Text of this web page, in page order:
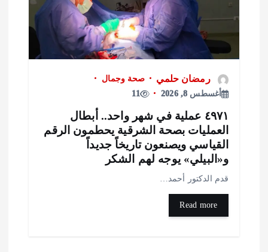
رمضان حلمي
صحة وجمال
أغسطس 8, 2026
11
٤٩٧١ عملية في شهر واحد.. أبطال
بصحة الشرقية يحطمون الرقم
ويصنعون تاريخاً جديداً
يوجه لهم الشكر
الدكتور أحمد…